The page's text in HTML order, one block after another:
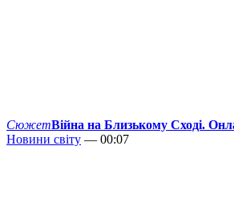
СюжетВійна на Близькому Сході.
Новини світу — 00:07